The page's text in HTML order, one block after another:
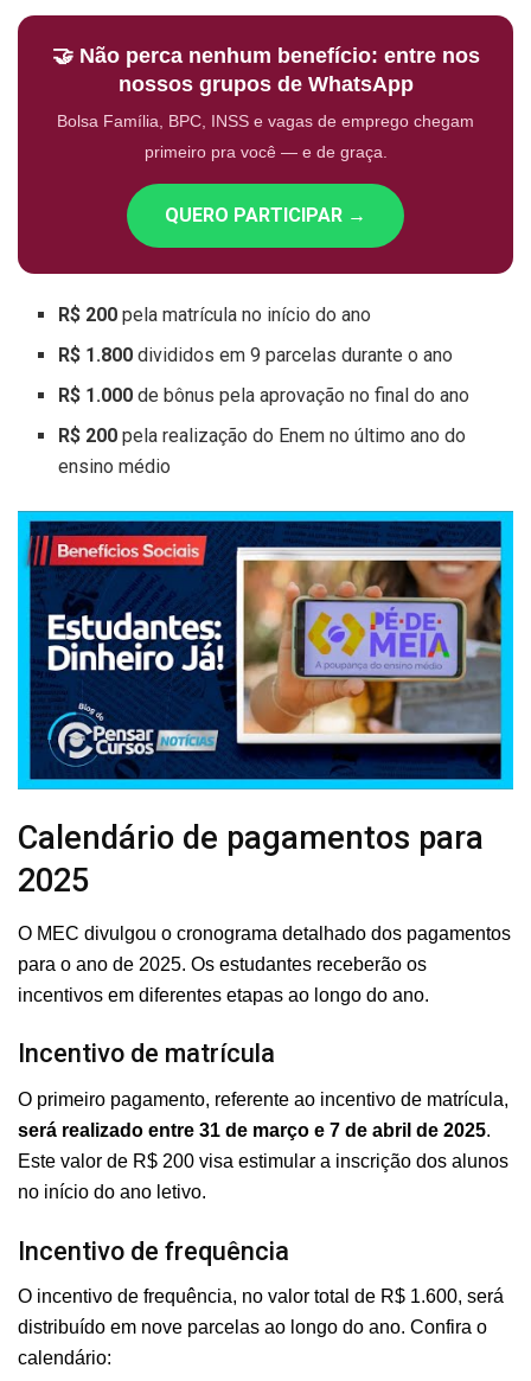
🤝 Não perca nenhum benefício: entre nos
nossos grupos de WhatsApp
Bolsa Família, BPC, INSS e vagas de emprego chegam
primeiro pra você — e de graça.
QUERO PARTICIPAR →
R$ 200 pela matrícula no início do ano
R$ 1.800 divididos em 9 parcelas durante o ano
R$ 1.000 de bônus pela aprovação no final do ano
R$ 200 pela realização do Enem no último ano do
ensino médio
Calendário de pagamentos para
2025
O MEC divulgou o cronograma detalhado dos pagamentos
para o ano de 2025. Os estudantes receberão os
incentivos em diferentes etapas ao longo do ano.
Incentivo de matrícula
O primeiro pagamento, referente ao incentivo de matrícula,
será realizado entre 31 de março e 7 de abril de 2025.
Este valor de R$ 200 visa estimular a inscrição dos alunos
no início do ano letivo.
Incentivo de frequência
O incentivo de frequência, no valor total de R$ 1.600, será
distribuído em nove parcelas ao longo do ano. Confira o
calendário: